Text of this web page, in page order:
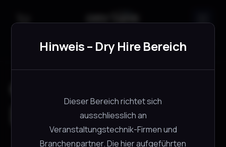
läuft ✅
Hinweis – Dry Hire Bereich
Dieser Bereich richtet sich
ausschliesslich an
Veranstaltungstechnik-Firmen und
Branchenpartner. Die hier aufgeführten